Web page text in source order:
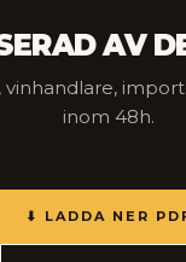
AV
vinhandlare,
inom 48h.
⬇ LADDA NER